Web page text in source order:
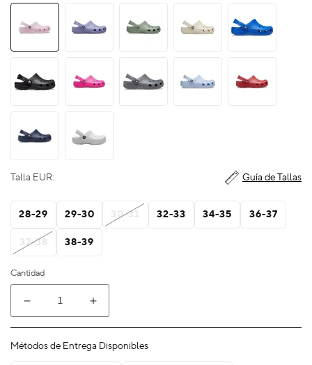
Talla EUR: Guía de Tallas
28-29 29-30 30-31 32-33 34-35 36-37
37-38 38-39
Cantidad
Reducir
cantidad
para
Aumentar
cantidad
para
Classic
Métodos de Entrega Disponibles